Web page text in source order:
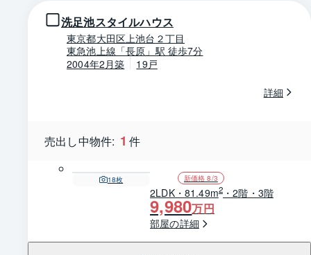
洗足池スタイルハウス
東京都大田区上池台２丁目
東急池上線「長原」駅 徒歩7分
2004年2月築
19戸
詳細
売出し中物件: 1 件
18枚 新価格 8/3
2LDK・81.49m2 ・2階・3階
9,980万円
部屋の詳細